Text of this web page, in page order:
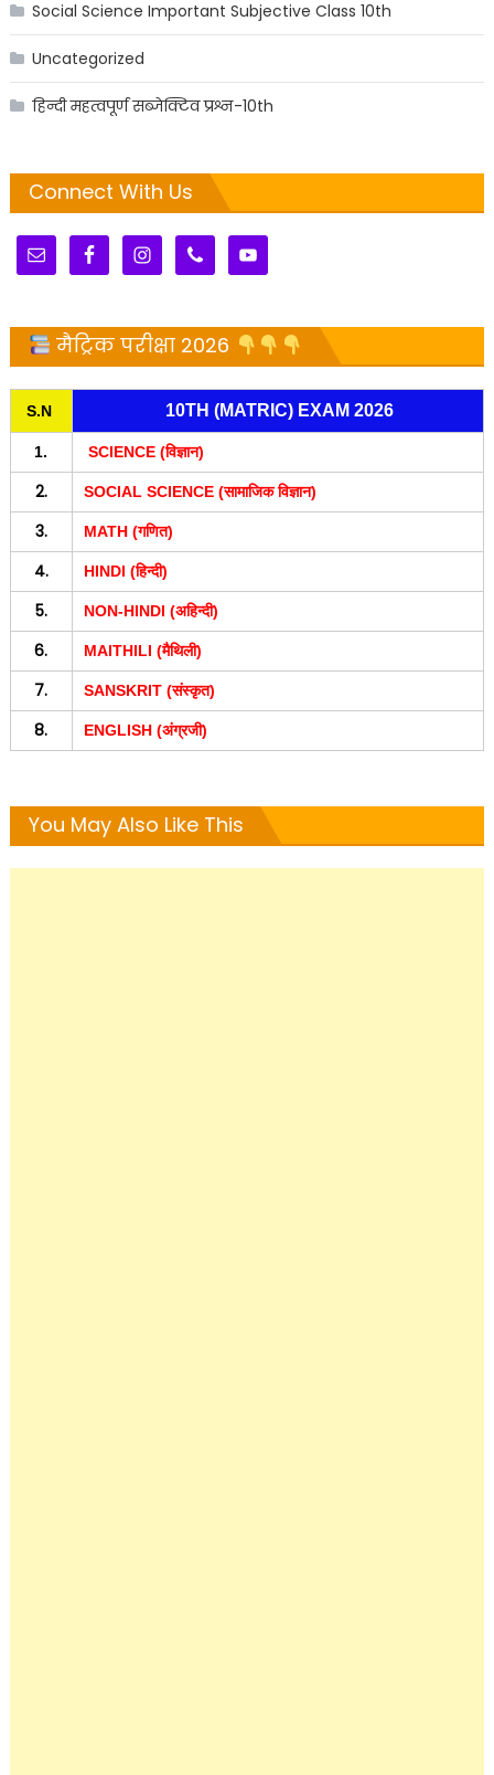
Social Science Important Subjective Class 10th
Uncategorized
हिन्दी महत्वपूर्ण सब्जेक्टिव प्रश्न-10th
Connect With Us
मैट्रिक परीक्षा 2026
S.N 10TH (MATRIC) EXAM 2026
1. SCIENCE (विज्ञान)
2. SOCIAL SCIENCE (सामाजिक विज्ञान)
3. MATH (गणित)
4. HINDI (हिन्दी)
5. NON-HINDI (अहिन्दी)
6. MAITHILI (मैथिली)
7. SANSKRIT (संस्कृत)
8. ENGLISH (अंग्रजी)
You May Also Like This